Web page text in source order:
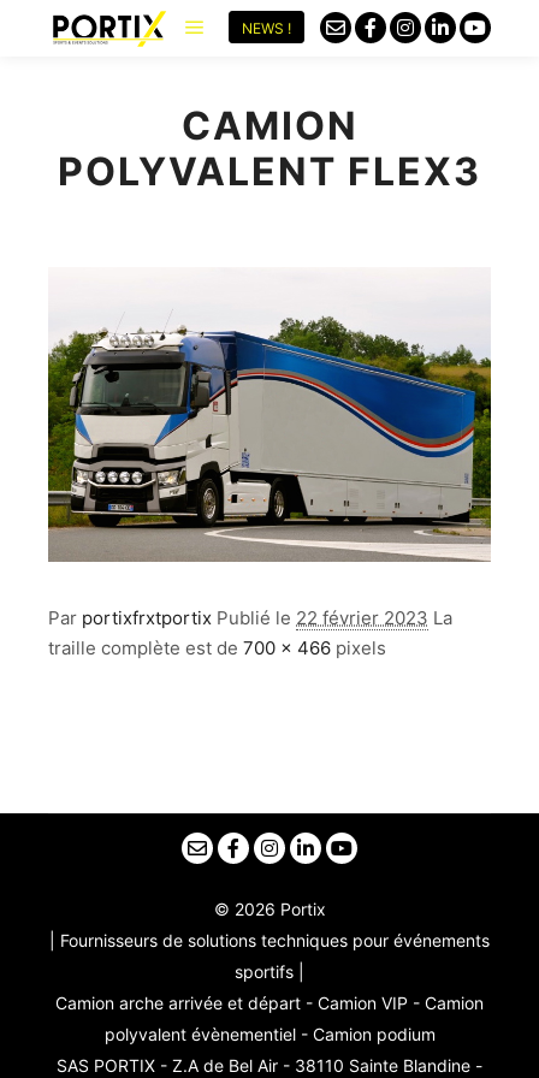
NEWS !
CAMION
POLYVALENT FLEX3
Par portixfrxtportix Publié le 22 février 2023 La
traille complète est de 700 × 466 pixels
© 2026 Portix
| Fournisseurs de solutions techniques pour événements
sportifs |
Camion arche arrivée et départ - Camion VIP - Camion
polyvalent évènementiel - Camion podium
SAS PORTIX - Z.A de Bel Air - 38110 Sainte Blandine -